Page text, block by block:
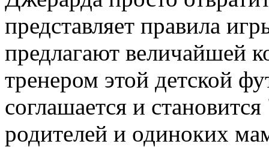
представляет правила
предлагают величайшей
тренером этой детской
соглашается и
родителей и одиноких